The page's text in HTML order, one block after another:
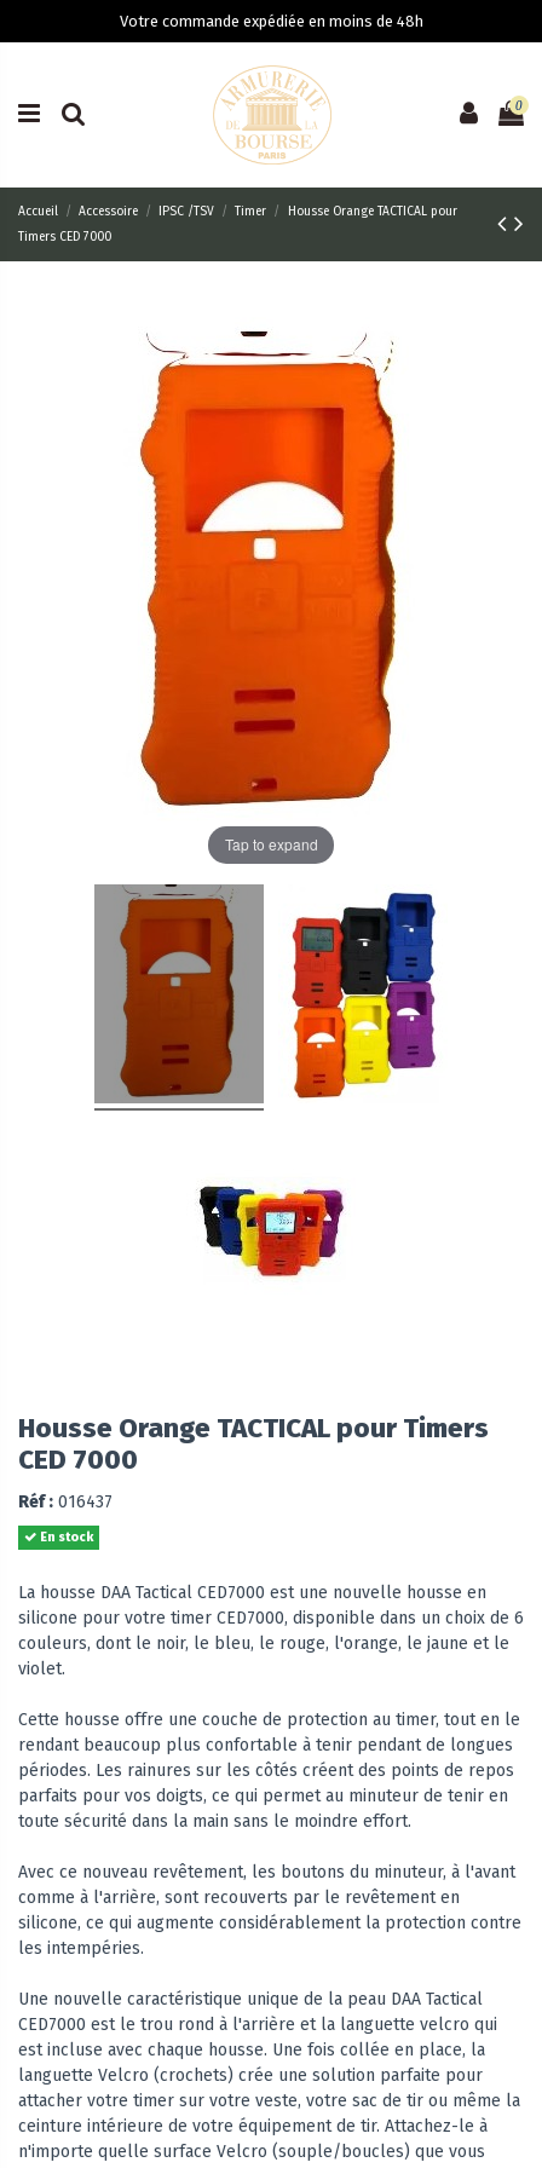
Votre commande expédiée en moins de 48h
0
Accueil Accessoire IPSC /TSV Timer
Housse Orange TACTICAL pour
Timers CED 7000
Tap to expand
Housse Orange TACTICAL pour Timers
CED 7000
Réf : 016437
En stock
La housse DAA Tactical CED7000 est une nouvelle housse en
silicone pour votre timer CED7000, disponible dans un choix de 6
couleurs, dont le noir, le bleu, le rouge, l'orange, le jaune et le
violet.
Cette housse offre une couche de protection au timer, tout en le
rendant beaucoup plus confortable à tenir pendant de longues
périodes. Les rainures sur les côtés créent des points de repos
parfaits pour vos doigts, ce qui permet au minuteur de tenir en
toute sécurité dans la main sans le moindre effort.
Avec ce nouveau revêtement, les boutons du minuteur, à l'avant
comme à l'arrière, sont recouverts par le revêtement en
silicone, ce qui augmente considérablement la protection contre
les intempéries.
Une nouvelle caractéristique unique de la peau DAA Tactical
CED7000 est le trou rond à l'arrière et la languette velcro qui
est incluse avec chaque housse. Une fois collée en place, la
languette Velcro (crochets) crée une solution parfaite pour
attacher votre timer sur votre veste, votre sac de tir ou même la
ceinture intérieure de votre équipement de tir. Attachez-le à
n'importe quelle surface Velcro (souple/boucles) que vous